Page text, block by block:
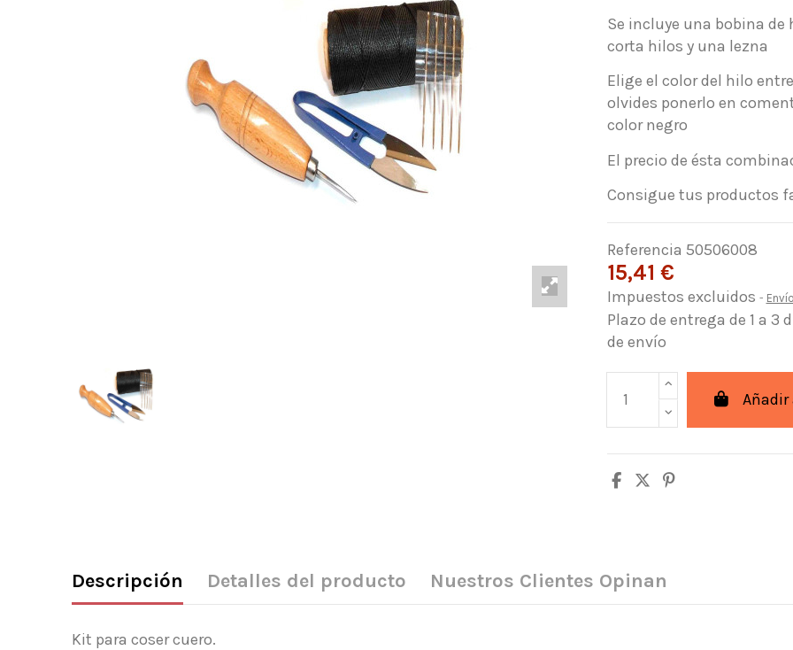
Se incluye una bobina
corta hilos y una lezna
Elige el color del hilo
olvides ponerlo en
color negro
El precio de ésta
Consigue tus productos
Referencia 50506008
15,41 €
Impuestos excluidos
Plazo de entrega de 1 a
de envío
Descripción Detalles del producto Nuestros Clientes Opinan
Kit para coser cuero.